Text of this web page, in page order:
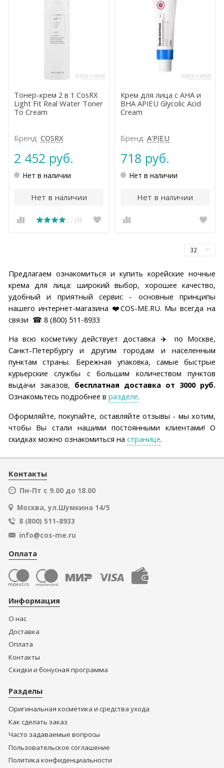
Тонер-крем 2 в 1 CosRX
Light Fit Real Water Toner
To Cream
Бренд COSRX
2 452 руб.
Нет в наличии
Нет в наличии
(1)
Крем для лица с AHA и
BHA APIEU Glycolic Acid
Cream
Бренд A'PIEU
718 руб.
Нет в наличии
Нет в наличии
Предлагаем ознакомиться и купить корейские ночные
крема для лица: широкий выбор, хорошее качество,
удобный и приятный сервис - основные принципы
нашего интернет-магазина ❤️COS-ME.RU. Мы всегда на
связи ☎ 8 (800) 511-8933
На всю косметику действует доставка ✈️ по Москве,
Санкт-Петербургу и другим городам и населенным
пунктам страны. Бережная упаковка, самые быстрые
курьерские службы с большим количеством пунктов
выдачи заказов, бесплатная доставка от 3000 руб.
Ознакомьтесь подробнее в разделе.
Оформляйте, покупайте, оставляйте отзывы - мы хотим,
чтобы Вы стали нашими постоянными клиентами! О
скидках можно ознакомиться на странице.
Контакты
Пн-Пт с 9.00 до 18.00
Москва, ул.Шумкина 14/5
8 (800) 511-8933
info@cos-me.ru
Оплата
Информация
О нас
Доставка
Оплата
Контакты
Скидки и бонусная программа
Разделы
Оригинальная косметика и средства ухода
Как сделать заказ
Часто задаваемые вопросы
Пользовательское соглашение
Политика конфиденциальности